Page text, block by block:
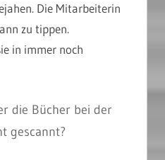
Die Mitarbeiterin
zu tippen.
in immer noch
die Bücher bei der
gescannt?